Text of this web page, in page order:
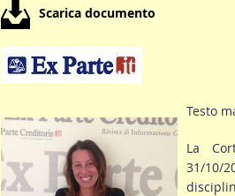
Scarica documento
Testo
La
31/10/